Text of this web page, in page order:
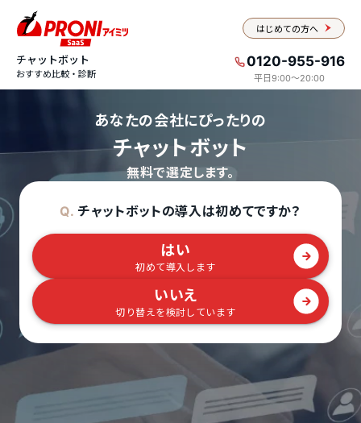
はじめての方へ
チャットボット
おすすめ比較・診断
0120-955-916
平日9:00〜20:00
あなたの会社にぴったりの
チャットボット
無料で選定します。
Q. チャットボットの導入は初めてですか？
はい
初めて導入します
いいえ
切り替えを検討しています